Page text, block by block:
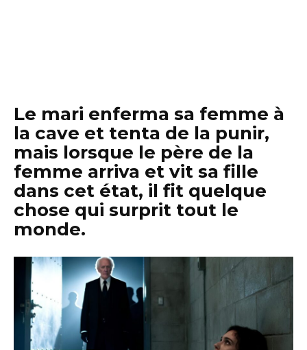
Le mari enferma sa femme à
la cave et tenta de la punir,
mais lorsque le père de la
femme arriva et vit sa fille
dans cet état, il fit quelque
chose qui surprit tout le
monde.